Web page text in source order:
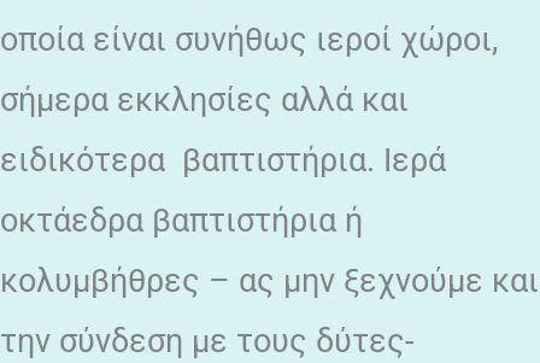
οποία είναι συνήθως ιεροί χώροι,
σήμερα εκκλησίες αλλά και
ειδικότερα βαπτιστήρια. Ιερά
οκτάεδρα βαπτιστήρια ή
κολυμβήθρες – ας μην ξεχνούμε και
την σύνδεση με τους δύτες-